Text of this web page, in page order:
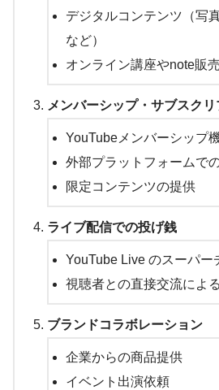
デジタルコンテンツ（写
など）
オンライン講座やnote販売
メンバーシップ・サブスク
YouTubeメンバーシップ
外部プラットフォームで
限定コンテンツの提供
ライブ配信での投げ銭
YouTube Live のスーパー
視聴者との直接交流によ
ブランドコラボレーション
企業からの商品提供
イベント出演依頼